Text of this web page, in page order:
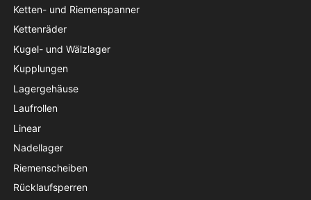
Ketten- und Riemenspanner
Kettenräder
Kugel- und Wälzlager
Kupplungen
Lagergehäuse
Laufrollen
Linear
Nadellager
Riemenscheiben
Rücklaufsperren